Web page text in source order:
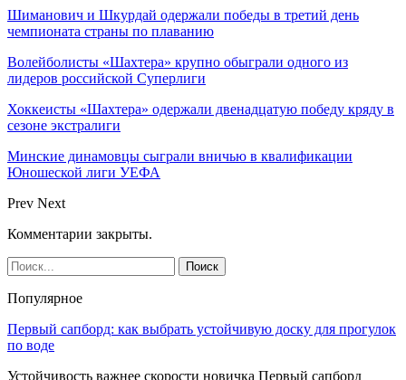
Шиманович и Шкурдай одержали победы в третий день
чемпионата страны по плаванию
Волейболисты «Шахтера» крупно обыграли одного из
лидеров российской Суперлиги
Хоккеисты «Шахтера» одержали двенадцатую победу кряду в
сезоне экстралиги
Минские динамовцы сыграли вничью в квалификации
Юношеской лиги УЕФА
Prev Next
Комментарии закрыты.
Популярное
Первый сапборд: как выбрать устойчивую доску для прогулок
по воде
Устойчивость важнее скорости новичка Первый сапборд